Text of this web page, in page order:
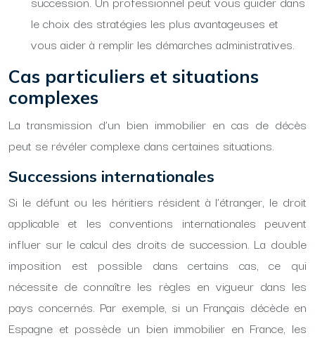
le choix des stratégies les plus avantageuses et
vous aider à remplir les démarches administratives.
Cas particuliers et situations
complexes
La transmission d’un bien immobilier en cas de décès
peut se révéler complexe dans certaines situations.
Successions internationales
Si le défunt ou les héritiers résident à l’étranger, le droit
applicable et les conventions internationales peuvent
influer sur le calcul des droits de succession. La double
imposition est possible dans certains cas, ce qui
nécessite de connaître les règles en vigueur dans les
pays concernés. Par exemple, si un Français décède en
Espagne et possède un bien immobilier en France, les